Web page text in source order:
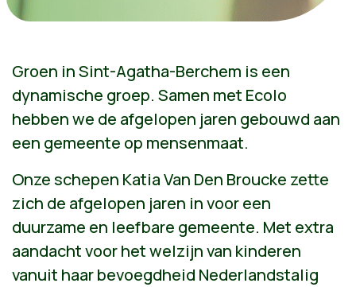
Groen in Sint-Agatha-Berchem is een
dynamische groep. Samen met Ecolo
hebben we de afgelopen jaren gebouwd aan
een gemeente op mensenmaat.
Onze schepen Katia Van Den Broucke zette
zich de afgelopen jaren in voor een
duurzame en leefbare gemeente. Met extra
aandacht voor het welzijn van kinderen
vanuit haar bevoegdheid Nederlandstalig